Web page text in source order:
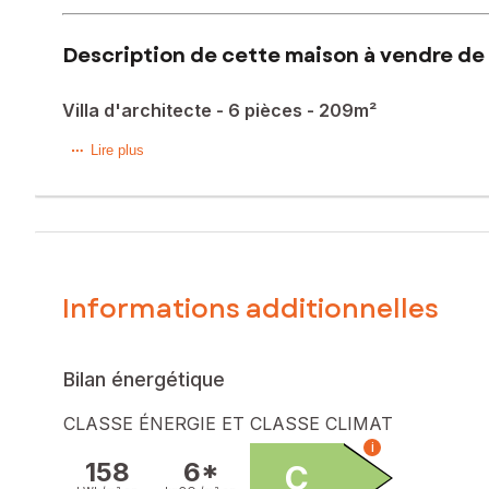
Description de cette maison à vendre de
Villa d'architecte - 6 pièces - 209m²
Découvrez cette villa d'architecte exceptionnelle, nichée
avec un plafond cathédral et une mezzanine, idéale pour
seconde salle de douche avec wc est également
Les informations sur les risques auxquels ce bien est
Prix de vente hors honoraires d'agence : 540 400 €
Honoraires charge acquéreur : 19 600 € soit 3,63 % TTC
Contactez votre conseiller SAFTI : Alexandra
Lire plus
Informations additionnelles
Bilan énergétique
CLASSE ÉNERGIE ET CLASSE CLIMAT
158 6* C
i